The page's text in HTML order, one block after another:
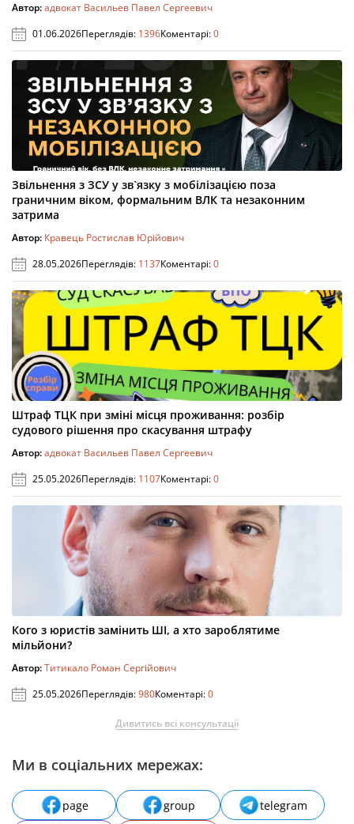
Автор:адвокат Васильев Павел Сергеевич
01.06.2026Переглядів: 1396Коментарі:0
Звільнення з ЗСУ у зв`язку з мобілізацією поза
граничним віком, формальним ВЛК та незаконним
затрима
Автор: Кравець Ростислав Юрійович
28.05.2026Переглядів: 1137Коментарі:0
Штраф ТЦК при зміні місця проживання: розбір
судового рішення про скасування штрафу
Автор:адвокат Васильев Павел Сергеевич
25.05.2026Переглядів: 1107Коментарі:0
Кого з юристів замінить ШІ, а хто зароблятиме
мільйони?
Автор:Титикало Роман Сергійович
25.05.2026Переглядів:980Коментарі:0
Дивитись всі консультації
Ми в соціальних мережах:
page group
telegram